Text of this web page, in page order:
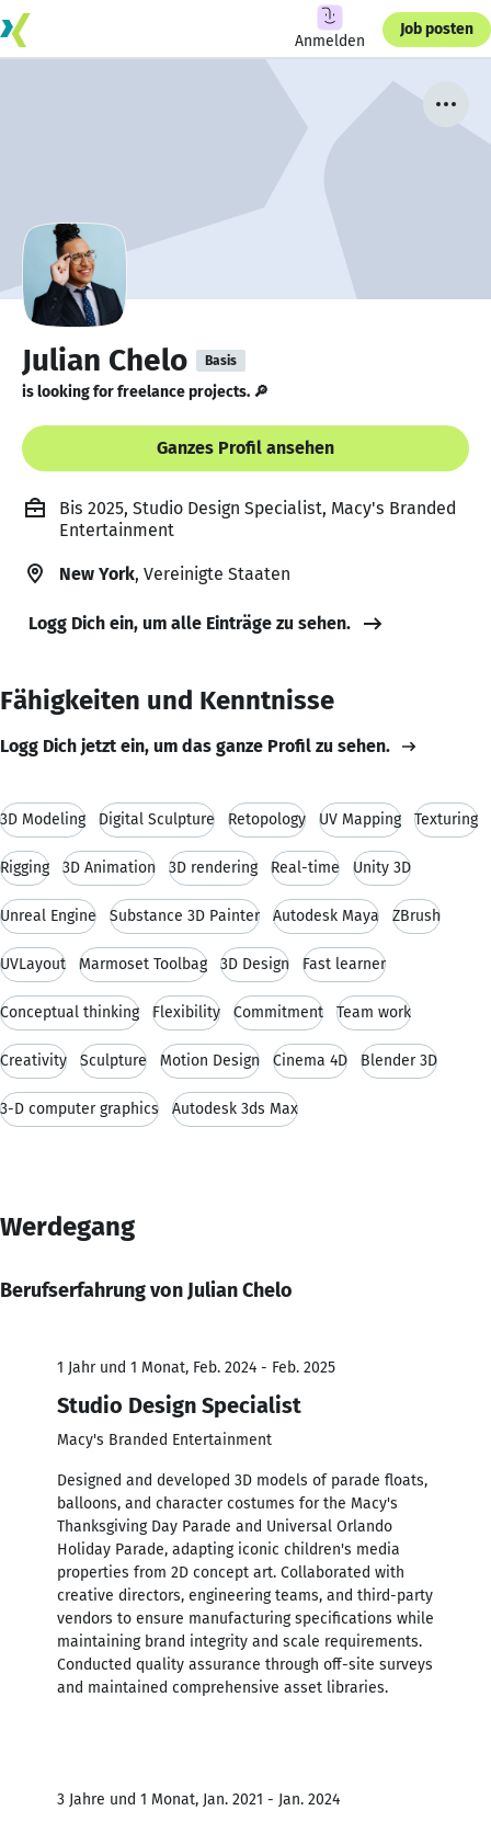
Anmelden
Job posten
Julian Chelo Basis
is looking for freelance projects. 🔎
Ganzes Profil ansehen
Bis 2025, Studio Design Specialist, Macy's Branded
Entertainment
New York, Vereinigte Staaten
Logg Dich ein, um alle Einträge zu sehen.
Fähigkeiten und Kenntnisse
Logg Dich jetzt ein, um das ganze Profil zu sehen.
3D Modeling Digital Sculpture Retopology UV Mapping Texturing
Rigging 3D Animation 3D rendering Real-time Unity 3D
Unreal Engine Substance 3D Painter Autodesk Maya ZBrush
UVLayout Marmoset Toolbag 3D Design Fast learner
Conceptual thinking Flexibility Commitment Team work
Creativity Sculpture Motion Design Cinema 4D Blender 3D
3-D computer graphics Autodesk 3ds Max
Werdegang
Berufserfahrung von Julian Chelo
1 Jahr und 1 Monat, Feb. 2024 - Feb. 2025
Studio Design Specialist
Macy's Branded Entertainment
Designed and developed 3D models of parade floats,
balloons, and character costumes for the Macy's
Thanksgiving Day Parade and Universal Orlando
Holiday Parade, adapting iconic children's media
properties from 2D concept art. Collaborated with
creative directors, engineering teams, and third-party
vendors to ensure manufacturing specifications while
maintaining brand integrity and scale requirements.
Conducted quality assurance through off-site surveys
and maintained comprehensive asset libraries.
3 Jahre und 1 Monat, Jan. 2021 - Jan. 2024